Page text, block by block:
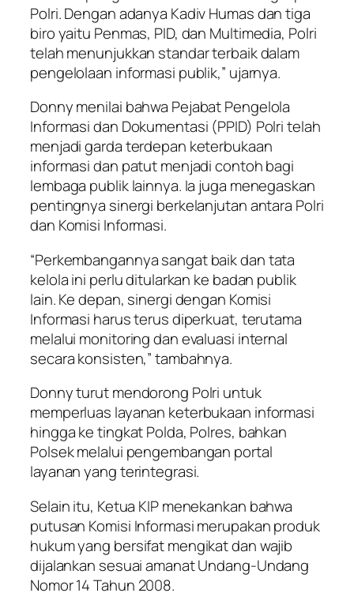
Polri. Dengan adanya Kadiv Humas dan tiga
biro yaitu Penmas, PID, dan Multimedia, Polri
telah menunjukkan standar terbaik dalam
pengelolaan informasi publik,” ujarnya.
Donny menilai bahwa Pejabat Pengelola
Informasi dan Dokumentasi (PPID) Polri telah
menjadi garda terdepan keterbukaan
informasi dan patut menjadi contoh bagi
lembaga publik lainnya. Ia juga menegaskan
pentingnya sinergi berkelanjutan antara Polri
dan Komisi Informasi.
“Perkembangannya sangat baik dan tata
kelola ini perlu ditularkan ke badan publik
lain. Ke depan, sinergi dengan Komisi
Informasi harus terus diperkuat, terutama
melalui monitoring dan evaluasi internal
secara konsisten,” tambahnya.
Donny turut mendorong Polri untuk
memperluas layanan keterbukaan informasi
hingga ke tingkat Polda, Polres, bahkan
Polsek melalui pengembangan portal
layanan yang terintegrasi.
Selain itu, Ketua KIP menekankan bahwa
putusan Komisi Informasi merupakan produk
hukum yang bersifat mengikat dan wajib
dijalankan sesuai amanat Undang-Undang
Nomor 14 Tahun 2008.